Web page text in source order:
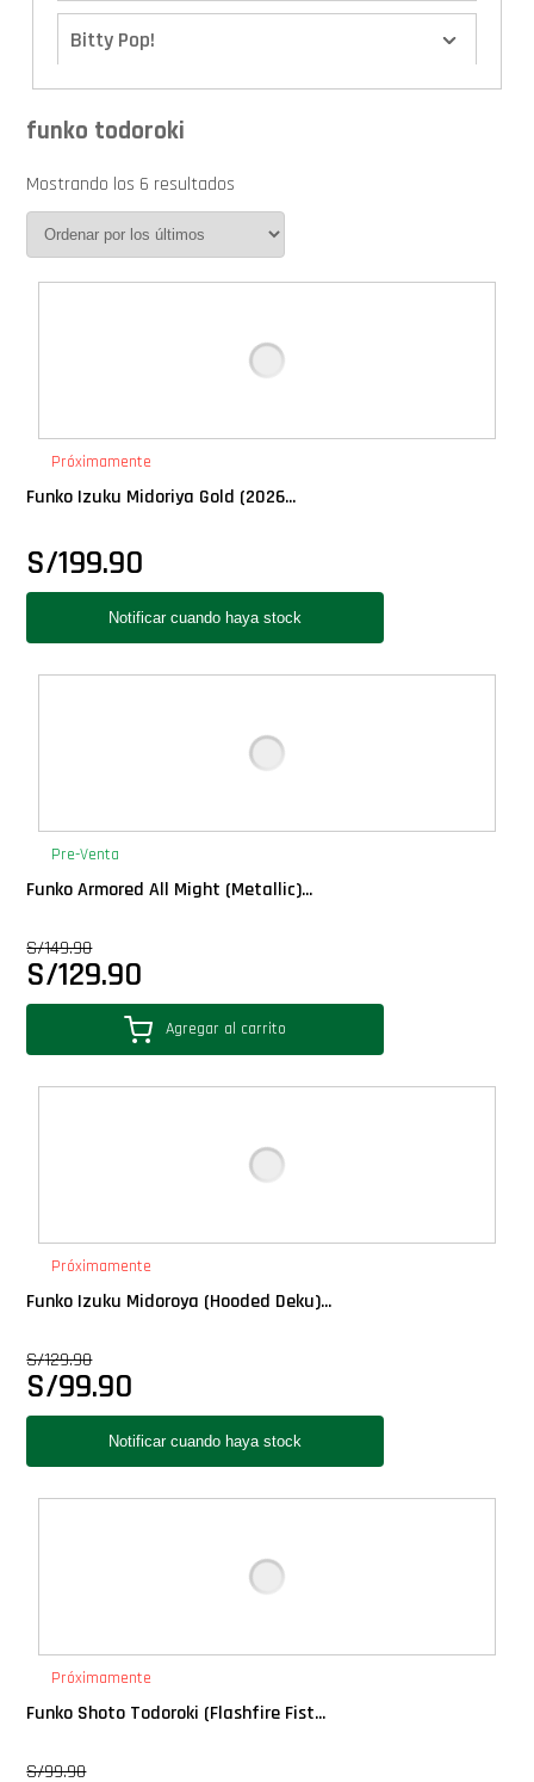
Bitty Pop!
Calendario de Adviento
Cover Pop!
Exclusivos
Gift Cards
Llaveros Pop
Moments
PLUS!
Pop Nook (Rincon)
Pop Regular
Premium
PRÓXIMAMENTE
Star Wars Oferta
funko todoroki
Mostrando los 6 resultados
Próximamente
Funko Izuku Midoriya Gold (2026...
S/199.90
Pre-Venta
Funko Armored All Might (Metallic)...
S/149.90
S/129.90
Agregar al carrito
Próximamente
Funko Izuku Midoroya (Hooded Deku)...
S/129.90
S/99.90
Próximamente
Funko Shoto Todoroki (Flashfire Fist...
S/99.90